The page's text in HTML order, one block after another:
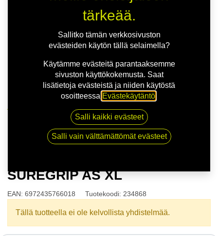
175/60R16 86V GRIPMAX SUREGRIP AS XL
SUREGRIP AS XL
EAN: 6972435766018 Tuotekoodi: 234868
Tällä tuotteella ei ole kelvollista yhdistelmää.
tärkeää.
Sallitko tämän verkkosivuston
evästeiden käytön tällä selaimella?
Käytämme evästeitä parantaaksemme
sivuston käyttökokemusta. Saat
lisätietoja evästeistä ja niiden käytöstä
osoitteessa Evästekäytäntö
Salli kaikki evästeet
Salli vain välttämättömät evästeet